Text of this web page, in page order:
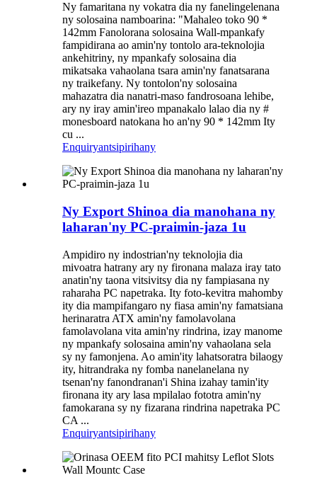
Ny famaritana ny vokatra dia ny fanelingelenana
ny solosaina namboarina: "Mahaleo toko 90 *
142mm Fanolorana solosaina Wall-mpankafy
fampidirana ao amin'ny tontolo ara-teknolojia
ankehitriny, ny mpankafy solosaina dia
mikatsaka vahaolana tsara amin'ny fanatsarana
ny traikefany. Ny tontolon'ny solosaina
mahazatra dia nanatri-maso fandrosoana lehibe,
ary ny iray amin'ireo mpanakalo lalao dia ny #
monesboard natokana ho an'ny 90 * 142mm Ity
cu ...
Enquiryantsipirihany
Ny Export Shinoa dia manohana ny
laharan'ny PC-praimin-jaza 1u
Ampidiro ny indostrian'ny teknolojia dia
mivoatra hatrany ary ny fironana malaza iray tato
anatin'ny taona vitsivitsy dia ny fampiasana ny
raharaha PC napetraka. Ity foto-kevitra mahomby
ity dia mampifangaro ny fiasa amin'ny famatsiana
herinaratra ATX amin'ny famolavolana
famolavolana vita amin'ny rindrina, izay manome
ny mpankafy solosaina amin'ny vahaolana sela
sy ny famonjena. Ao amin'ity lahatsoratra bilaogy
ity, hitrandraka ny fomba nanelanelana ny
tsenan'ny fanondranan'i Shina izahay tamin'ity
fironana ity ary lasa mpilalao fototra amin'ny
famokarana sy ny fizarana rindrina napetraka PC
CA ...
Enquiryantsipirihany